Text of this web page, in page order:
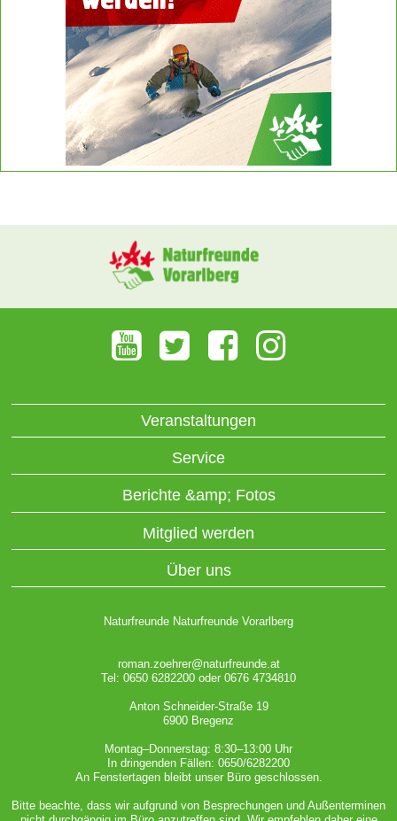
Veranstaltungen
Service
Berichte &amp; Fotos
Mitglied werden
Über uns
Naturfreunde Naturfreunde Vorarlberg
roman.zoehrer@naturfreunde.at
Tel: 0650 6282200 oder 0676 4734810
Anton Schneider-Straße 19
6900 Bregenz
Montag–Donnerstag: 8:30–13:00 Uhr
In dringenden Fällen: 0650/6282200
An Fenstertagen bleibt unser Büro geschlossen.
Bitte beachte, dass wir aufgrund von Besprechungen und Außenterminen